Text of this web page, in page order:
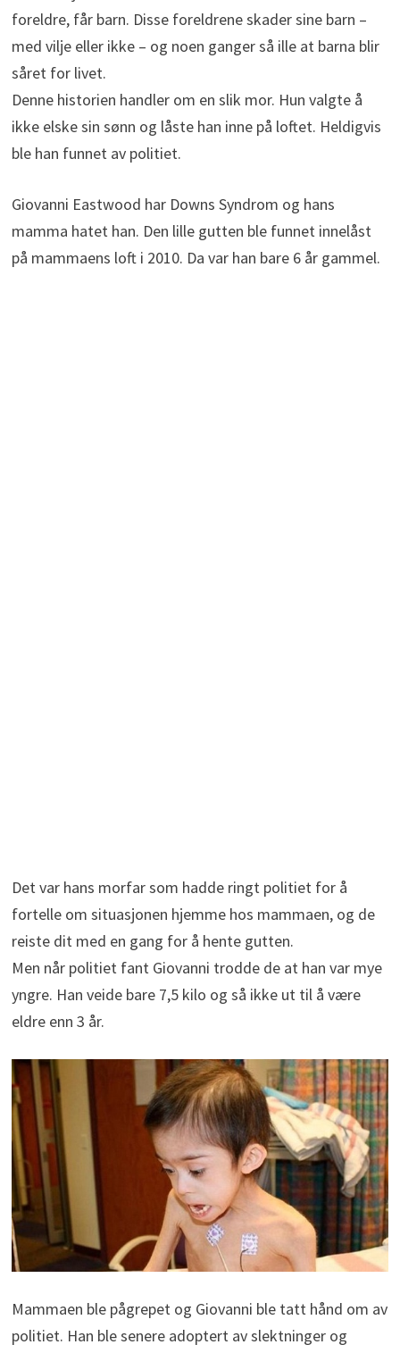
foreldre, får barn. Disse foreldrene skader sine barn –
med vilje eller ikke – og noen ganger så ille at barna blir
såret for livet.
Denne historien handler om en slik mor. Hun valgte å
ikke elske sin sønn og låste han inne på loftet. Heldigvis
ble han funnet av politiet.
Giovanni Eastwood har Downs Syndrom og hans
mamma hatet han. Den lille gutten ble funnet innelåst
på mammaens loft i 2010. Da var han bare 6 år gammel.
Det var hans morfar som hadde ringt politiet for å
fortelle om situasjonen hjemme hos mammaen, og de
reiste dit med en gang for å hente gutten.
Men når politiet fant Giovanni trodde de at han var mye
yngre. Han veide bare 7,5 kilo og så ikke ut til å være
eldre enn 3 år.
Mammaen ble pågrepet og Giovanni ble tatt hånd om av
politiet. Han ble senere adoptert av slektninger og